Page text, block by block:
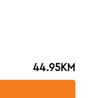
44.95KM